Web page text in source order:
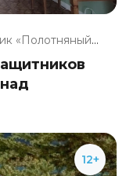
Музей-заповедник «Полотняный З...
12+